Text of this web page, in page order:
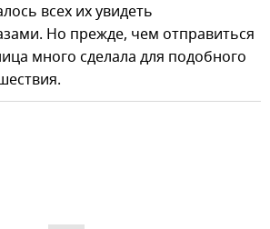
всех их увидеть
Но прежде, чем отправиться
много сделала для подобного